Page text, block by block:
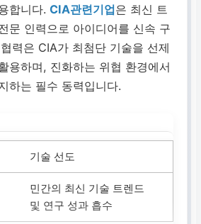
합니다.CIA관련기업은 최신 트
문 인력으로 아이디어를 신속 구
력은 CIA가 최첨단 기술을 선제
용하며, 진화하는 위협 환경에서
하는 필수 동력입니다.
기술 선도
민간의 최신 기술 트렌드
및 연구 성과 흡수